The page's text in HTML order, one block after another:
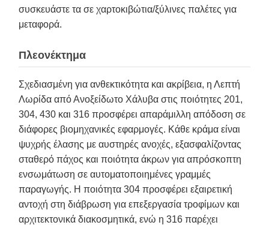
συσκευάστε τα σε χαρτοκιβώτια/ξύλινες παλέτες για
μεταφορά.
Πλεονέκτημα
Σχεδιασμένη για ανθεκτικότητα και ακρίβεια, η Λεπτή
Λωρίδα από Ανοξείδωτο Χάλυβα στις ποιότητες 201,
304, 430 και 316 προσφέρει απαράμιλλη απόδοση σε
διάφορες βιομηχανικές εφαρμογές. Κάθε κράμα είναι
ψυχρής έλασης με αυστηρές ανοχές, εξασφαλίζοντας
σταθερό πάχος και ποιότητα άκρων για απρόσκοπτη
ενσωμάτωση σε αυτοματοποιημένες γραμμές
παραγωγής. Η ποιότητα 304 προσφέρει εξαιρετική
αντοχή στη διάβρωση για επεξεργασία τροφίμων και
αρχιτεκτονικά διακοσμητικά, ενώ η 316 παρέχει